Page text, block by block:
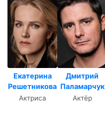
Екатерина
Решетникова
Актриса
Дмитрий
Паламарчук
Актёр